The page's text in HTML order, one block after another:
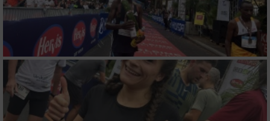
Werbung
Verwendung von Profilen zur Auswahl
personalisierter Werbung
Erstellung von Profilen zur Personalisierung
von Inhalten
Verwendung von Profilen zur Auswahl
personalisierter Inhalte